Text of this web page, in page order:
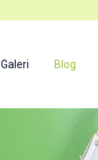
Galeri Blog